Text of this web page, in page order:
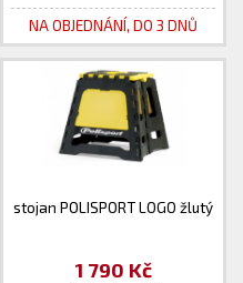
NA OBJEDNÁNÍ, DO 3 DNŮ
stojan POLISPORT LOGO žlutý
1 790 Kč